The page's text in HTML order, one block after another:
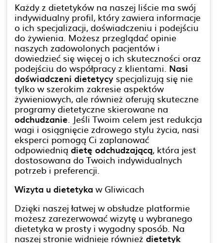
Każdy z dietetyków na naszej liście ma swój
indywidualny profil, który zawiera informacje
o ich specjalizacji, doświadczeniu i podejściu
do żywienia. Możesz przeglądać opinie
naszych zadowolonych pacjentów i
dowiedzieć się więcej o ich skuteczności oraz
podejściu do współpracy z klientami. Nasi
doświadczeni dietetycy specjalizują się nie
tylko w szerokim zakresie aspektów
żywieniowych, ale również oferują skuteczne
programy dietetyczne skierowane na
odchudzanie. Jeśli Twoim celem jest redukcja
wagi i osiągnięcie zdrowego stylu życia, nasi
eksperci pomogą Ci zaplanować
odpowiednią dietę odchudzającą, która jest
dostosowana do Twoich indywidualnych
potrzeb i preferencji.
Wizyta u dietetykaw Gliwicach
Dzięki naszej łatwej w obsłudze platformie
możesz zarezerwować wizytę u wybranego
dietetyka w prosty i wygodny sposób. Na
naszej stronie widnieje również dietetyk